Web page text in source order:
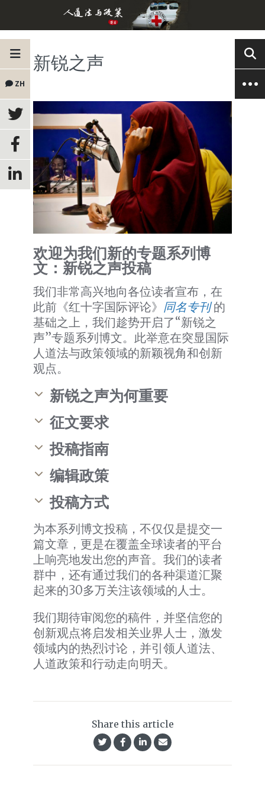
ZH
新锐之声
欢迎为我们新的专题系列博
文：新锐之声投稿
我们非常高兴地向各位读者宣布，在
此前《红十字国际评论》 同名专刊的
基础之上，我们趁势开启了“新锐之
声”专题系列博文。此举意在突显国际
人道法与政策领域的新颖视角和创新
观点。
新锐之声为何重要
征文要求
投稿指南
编辑政策
投稿方式
为本系列博文投稿，不仅仅是提交一
篇文章，更是在覆盖全球读者的平台
上响亮地发出您的声音。我们的读者
群中，还有通过我们的各种渠道汇聚
起来的30多万关注该领域的人士。
我们期待审阅您的稿件，并坚信您的
创新观点将启发相关业界人士，激发
领域内的热烈讨论，并引领人道法、
人道政策和行动走向明天。
Share this article